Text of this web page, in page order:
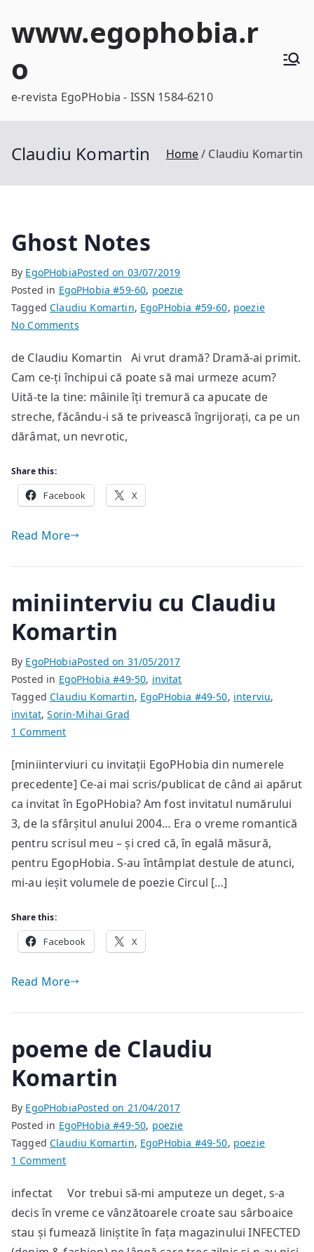
www.egophobia.r
o
e-revista EgoPHobia - ISSN 1584-6210
Claudiu Komartin Home Claudiu Komartin
Ghost Notes
By EgoPHobiaPosted on 03/07/2019
Posted in EgoPHobia #59-60, poezie
TaggedClaudiu Komartin, EgoPHobia #59-60, poezie
No Commentson
Notes
de Claudiu Komartin Ai vrut dramă? Dramă-ai primit.
Cam ce-ți închipui că poate să mai urmeze acum?
Uită-te la tine: mâinile îți tremură ca apucate de
streche, făcându-i să te privească îngrijorați, ca pe un
dărâmat, un nevrotic,
Share this:
Facebook X
Read More
miniinterviu cu Claudiu
Komartin
By EgoPHobiaPosted on 31/05/2017
Posted in EgoPHobia #49-50, invitat
TaggedClaudiu Komartin, EgoPHobia #49-50, interviu,
invitat,Sorin-Mihai Grad
1 Commenton
cu
Claudiu
Komartin
[miniinterviuri cu invitații EgoPHobia din numerele
precedente] Ce-ai mai scris/publicat de când ai apărut
ca invitat în EgoPHobia? Am fost invitatul numărului
3, de la sfârșitul anului 2004… Era o vreme romantică
pentru scrisul meu – și cred că, în egală măsură,
pentru EgopHobia. S-au întâmplat destule de atunci,
mi-au ieșit volumele de poezie Circul […]
Share this:
Facebook X
Read More
poeme de Claudiu
Komartin
By EgoPHobiaPosted on 21/04/2017
Posted in EgoPHobia #49-50, poezie
TaggedClaudiu Komartin, EgoPHobia #49-50, poezie
1 Commenton
de
Claudiu
Komartin
infectat Vor trebui să-mi amputeze un deget, s-a
decis în vreme ce vânzătoarele croate sau sârboaice
stau și fumează liniștite în fața magazinului INFECTED